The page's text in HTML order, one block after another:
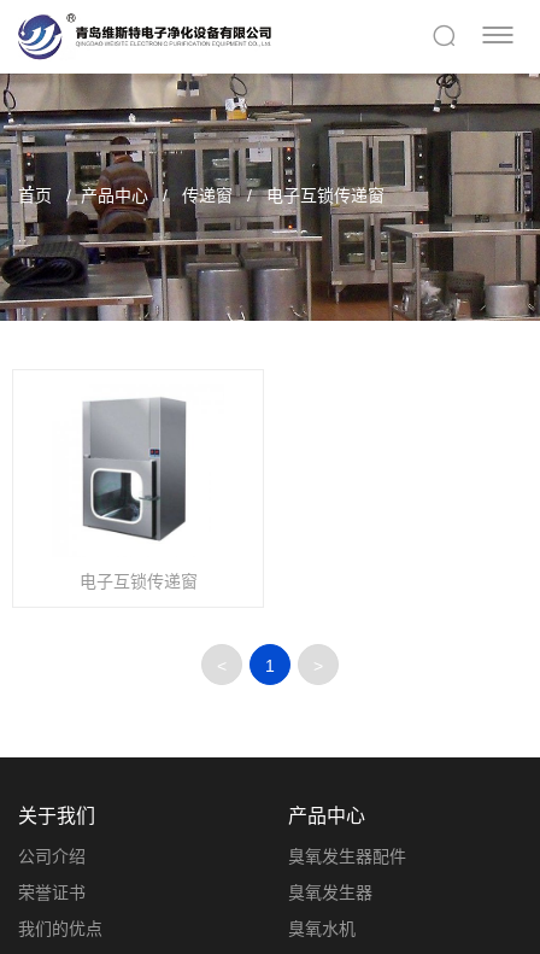
首页 产品中心 传递窗 电子互锁传递窗
电子互锁传递窗
< 1 >
关于我们
公司介绍
荣誉证书
我们的优点
产品中心
臭氧发生器配件
臭氧发生器
臭氧水机